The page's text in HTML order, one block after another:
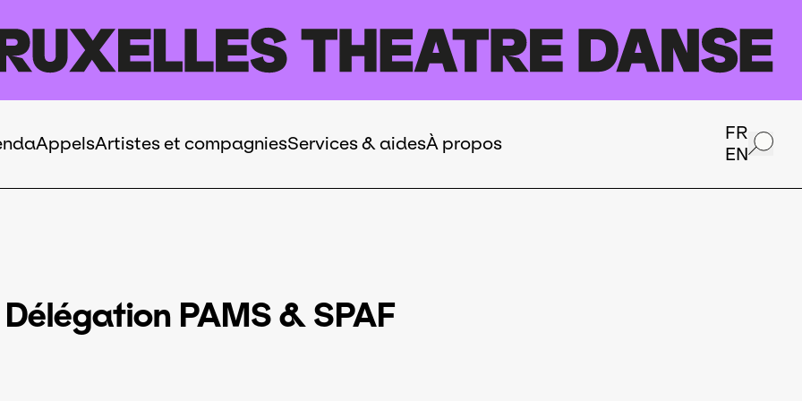
AppelsArtistes et compagniesServices & aidesÀ propos
FR
EN
Délégation PAMS & SPAF